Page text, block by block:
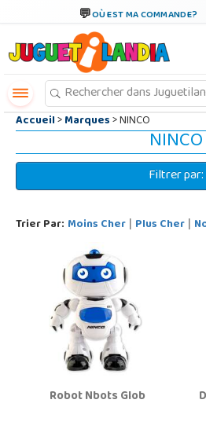
OÙ EST MA COMMANDE?
Accueil>Marques> NINCO
NINCO
Filtrer par:
Trier Par: Moins Cher | Plus Cher |
Robot Nbots Glob